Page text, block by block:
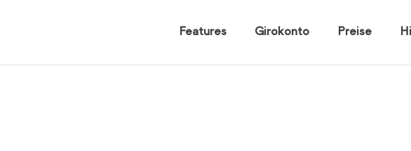
Features Girokonto Preise